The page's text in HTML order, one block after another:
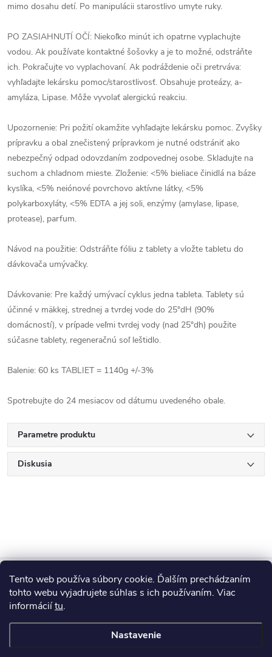
Tento web používa súbory cookie. Ďalším prechádzaním
tohto webu vyjadrujete súhlas s ich používaním. Viac
informáciítu.
Nastavenie
mimo dosahu detí. Po manipulácii starostlivo umyte ruky.
PO ZASIAHNUTÍ OČÍ: Niekoľko minút ich opatrne vyplachujte
vodou. Ak používate kontaktné šošovky a je to možné, odstráňte
ich. Pokračujte vo vyplachovaní. Ak podráždenie oči pretrváva:
vyhľadajte lekársku pomoc/starostlivosť. Obsahuje proteázy, a-
amyláza, Lipase. Môže vyvolať alergickú reakciu.
Upozornenie: Pri požití okamžite vyhľadajte lekársku pomoc. Zvyšky
prípravku a obal znečistený prípravkom je nutné odstrániť ako
nebezpečný odpad odovzdaním zodpovednej osobe. Skladujte na
suchom a chladnom mieste. Zloženie: <5% bieliace činidlá na báze
kyslíka, <5% neiónové povrchovo aktívne látky, <5%
polykarboxyláty, <5% EDTA a jej soli, enzýmy (amylase, lipase,
protease), parfum.
Návod na použitie: Odstráňte fóliu z tablety a vložte tabletu do
dávkovača umývačky.
Dávkovanie: Pre každý umývací cyklus jedna tableta. Tablety sú
účinné v mäkkej, strednej a tvrdej vode do 25°dH (90%
domácností), v prípade veľmi tvrdej vody (nad 25°dh) použite
súčasne tablety, regeneračnú soľ leštidlo.
Balenie: 60 ks TABLIET = 1140g +/-3%
Spotrebujte do 24 mesiacov od dátumu uvedeného obale.
Parametre produktu
Diskusia
Z
á
p
Blog
Informácie pre vás